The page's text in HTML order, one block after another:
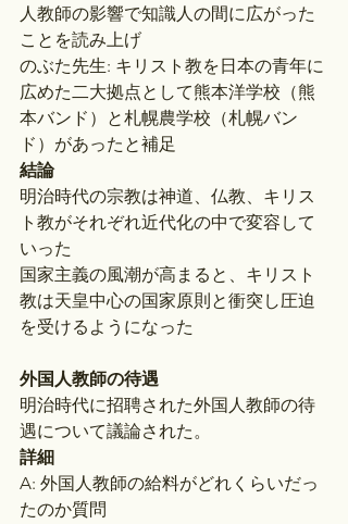
人教師の影響で知識人の間に広がった
ことを読み上げ
のぶた先生: キリスト教を日本の青年に
広めた二大拠点として熊本洋学校（熊
本バンド）と札幌農学校（札幌バン
ド）があったと補足
結論
明治時代の宗教は神道、仏教、キリス
ト教がそれぞれ近代化の中で変容して
いった
国家主義の風潮が高まると、キリスト
教は天皇中心の国家原則と衝突し圧迫
を受けるようになった
外国人教師の待遇
明治時代に招聘された外国人教師の待
遇について議論された。
詳細
A: 外国人教師の給料がどれくらいだっ
たのか質問